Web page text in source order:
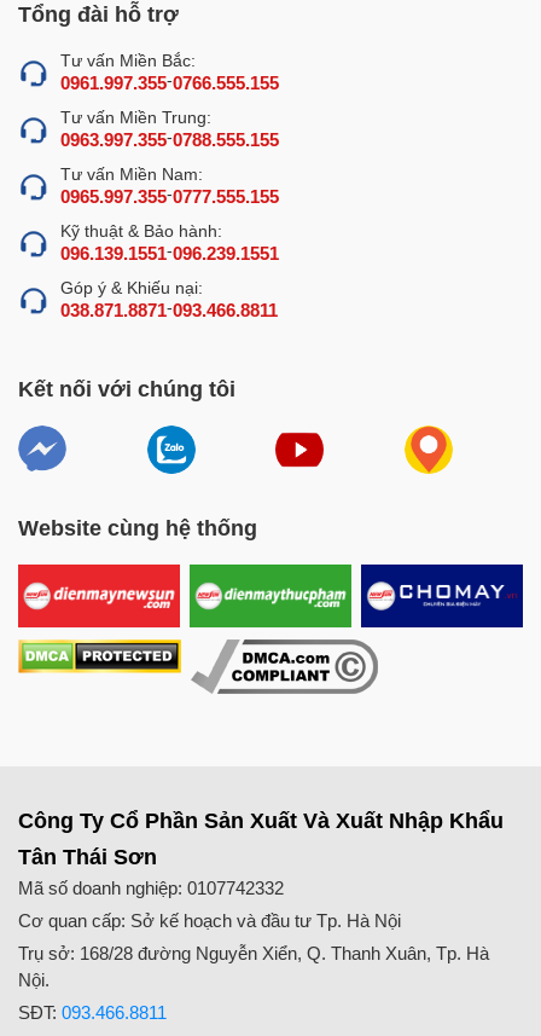
Nồi nấu phở bằng điện giá bao nhiêu là câu hỏi được
phẩm này. Chính vì vậy,NEWSUN
mẫu nồi nấu phở có sẵn tại
NEWSUNhiện nay:
BẢNG GIÁ NỒI NẤU PHỞ TỦ ĐIỆN RỜI VIỆT NAM
Loại nồi nấu phở tủ điện
rời
Công suất
Nồi nấu phở Việt Nam 30 lít
(tủ điện rời)
Nồi nấu phở Việt Nam 40 lít
Nồi nấu phở Việt Nam 50 lít
(tủ điện rời)
Nồi nấu phở Việt Nam 60 lít
Nồi nấu phở Việt Nam 80 lít
6
Nồi nấu phở Việt Nam 120 lít
6 7.500.000
Nồi nấu phở Việt Nam 150 lít
(tủ điện rời)
Nồi nấu phở Việt Nam 200 lít
12 9.800.000
Nồi nấu phở Việt Nam 250 lít
Tổng đài hỗ trợ
Tư vấn Miền Bắc:
0961.997.355-0766.555.155
Tư vấn Miền Trung:
0963.997.355-0788.555.155
Tư vấn Miền Nam:
0965.997.355-0777.555.155
Kỹ thuật & Bảo hành:
096.139.1551-096.239.1551
Góp ý & Khiếu nại:
038.871.8871-093.466.8811
Kết nối với chúng tôi
Website cùng hệ thống
Công Ty Cổ Phần Sản Xuất Và Xuất Nhập Khẩu
Tân Thái Sơn
Mã số doanh nghiệp: 0107742332
Cơ quan cấp: Sở kế hoạch và đầu tư Tp. Hà Nội
Trụ sở: 168/28 đường Nguyễn Xiển, Q. Thanh Xuân, Tp. Hà
Nội.
SĐT: 093.466.8811